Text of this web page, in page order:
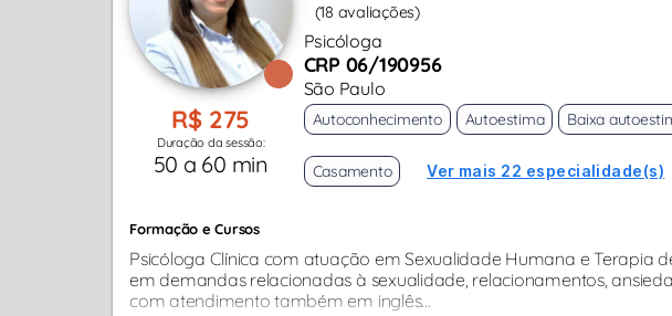
(18 avaliações)
Psicóloga
CRP 06/190956
São Paulo
R$ 275
Duração da sessão:
50 a 60 min
Autoconhecimento Autoestima Baixa
Casamento Ver mais 22 especialidade(s)
Formação e Cursos
Psicóloga Clínica com atuação em Sexualidade Humana e Terapia
em demandas relacionadas à sexualidade, relacionamentos,
com atendimento também em inglês...